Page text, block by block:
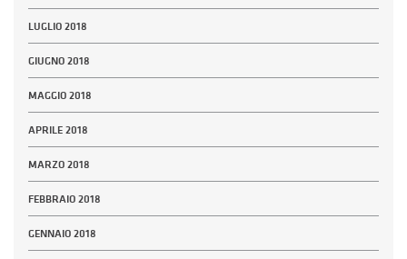
LUGLIO 2018
GIUGNO 2018
MAGGIO 2018
APRILE 2018
MARZO 2018
FEBBRAIO 2018
GENNAIO 2018